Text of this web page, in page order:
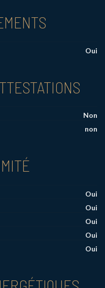
Oui
Non
non
Oui
Oui
Oui
Oui
Oui